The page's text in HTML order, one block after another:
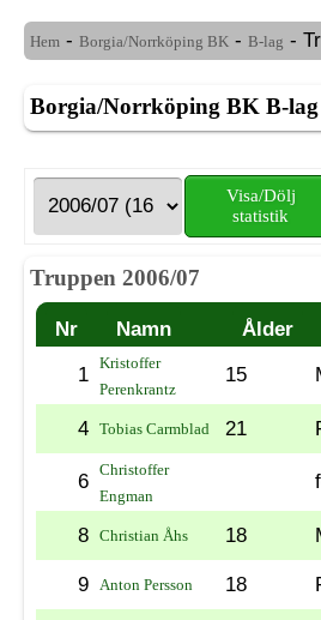
Hem - Borgia/Norrköping BK - B-lag -
Borgia/Norrköping BK B-lag
Visa/Dölj
statistik
Truppen 2006/07
Nr Namn Ålder
1
Kristoffer
Perenkrantz
15
4 Tobias Carmblad 21
6
Christoffer
Engman
8 Christian Åhs 18
9 Anton Persson 18